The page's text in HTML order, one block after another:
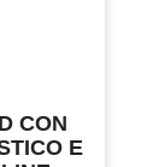
CON
E